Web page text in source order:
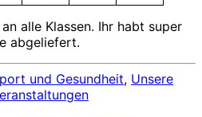
alle Klassen. Ihr habt super
abgeliefert.
und Gesundheit, Unsere